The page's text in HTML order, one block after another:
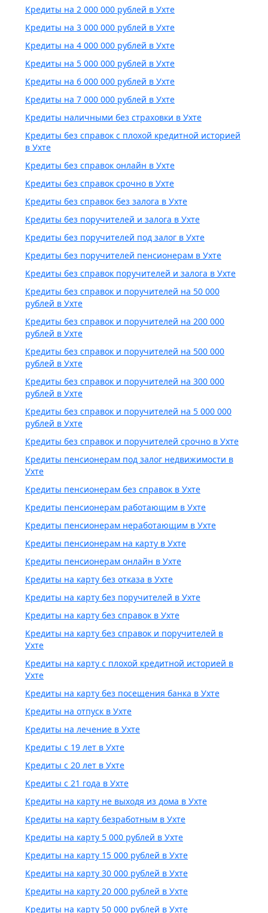
Кредиты на 2 000 000 рублей в Ухте
Кредиты на 3 000 000 рублей в Ухте
Кредиты на 4 000 000 рублей в Ухте
Кредиты на 5 000 000 рублей в Ухте
Кредиты на 6 000 000 рублей в Ухте
Кредиты на 7 000 000 рублей в Ухте
Кредиты наличными без страховки в Ухте
Кредиты без справок с плохой кредитной историей
в Ухте
Кредиты без справок онлайн в Ухте
Кредиты без справок срочно в Ухте
Кредиты без справок без залога в Ухте
Кредиты без поручителей и залога в Ухте
Кредиты без поручителей под залог в Ухте
Кредиты без поручителей пенсионерам в Ухте
Кредиты без справок поручителей и залога в Ухте
Кредиты без справок и поручителей на 50 000
рублей в Ухте
Кредиты без справок и поручителей на 200 000
рублей в Ухте
Кредиты без справок и поручителей на 500 000
рублей в Ухте
Кредиты без справок и поручителей на 300 000
рублей в Ухте
Кредиты без справок и поручителей на 5 000 000
рублей в Ухте
Кредиты без справок и поручителей срочно в Ухте
Кредиты пенсионерам под залог недвижимости в
Ухте
Кредиты пенсионерам без справок в Ухте
Кредиты пенсионерам работающим в Ухте
Кредиты пенсионерам неработающим в Ухте
Кредиты пенсионерам на карту в Ухте
Кредиты пенсионерам онлайн в Ухте
Кредиты на карту без отказа в Ухте
Кредиты на карту без поручителей в Ухте
Кредиты на карту без справок в Ухте
Кредиты на карту без справок и поручителей в
Ухте
Кредиты на карту с плохой кредитной историей в
Ухте
Кредиты на карту без посещения банка в Ухте
Кредиты на отпуск в Ухте
Кредиты на лечение в Ухте
Кредиты с 19 лет в Ухте
Кредиты с 20 лет в Ухте
Кредиты с 21 года в Ухте
Кредиты на карту не выходя из дома в Ухте
Кредиты на карту безработным в Ухте
Кредиты на карту 5 000 рублей в Ухте
Кредиты на карту 15 000 рублей в Ухте
Кредиты на карту 30 000 рублей в Ухте
Кредиты на карту 20 000 рублей в Ухте
Кредиты на карту 50 000 рублей в Ухте